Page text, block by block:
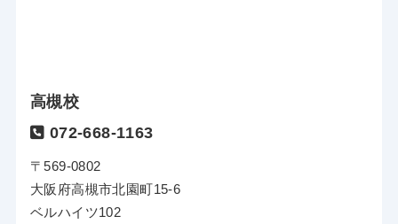
高槻校
072-668-1163
〒569-0802
大阪府高槻市北園町15-6
ベルハイツ102